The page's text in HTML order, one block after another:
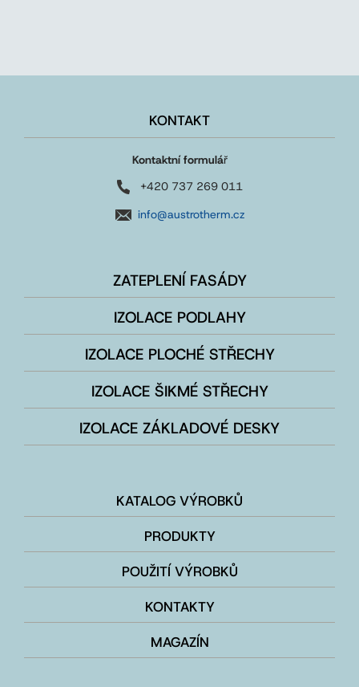
KONTAKT
Kontaktní formulář
+420 737 269 011
info@austrotherm.cz
ZATEPLENÍ FASÁDY
IZOLACE PODLAHY
IZOLACE PLOCHÉ STŘECHY
IZOLACE ŠIKMÉ STŘECHY
IZOLACE ZÁKLADOVÉ DESKY
KATALOG VÝROBKŮ
PRODUKTY
POUŽITÍ VÝROBKŮ
KONTAKTY
MAGAZÍN